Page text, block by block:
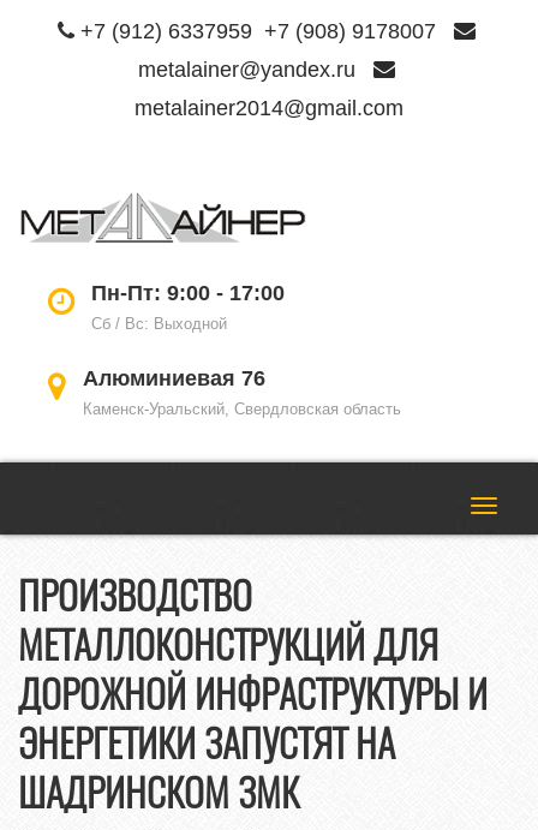
+7 (912) 6337959 +7 (908) 9178007
metalainer@yandex.ru
metalainer2014@gmail.com
Пн-Пт: 9:00 - 17:00
Сб / Вс: Выходной
Алюминиевая 76
Каменск-Уральский, Свердловская область
ПРОИЗВОДСТВО
МЕТАЛЛОКОНСТРУКЦИЙ ДЛЯ
ДОРОЖНОЙ ИНФРАСТРУКТУРЫ И
ЭНЕРГЕТИКИ ЗАПУСТЯТ НА
ШАДРИНСКОМ ЗМК